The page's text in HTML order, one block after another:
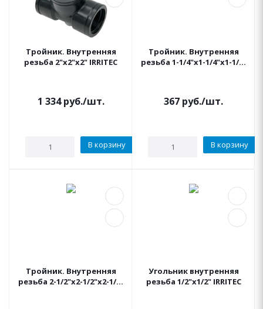
Тройник. Внутренняя
резьба 2"x2"x2" IRRITEC
1 334руб./шт.
В корзину
Тройник. Внутренняя
резьба 1-1/4"x1-1/4"x1-1/4"
367 руб./шт.
В корзину
Тройник. Внутренняя
резьба 2-1/2"x2-1/2"x2-1/2"
Угольник внутренняя
резьба 1/2"x1/2" IRRITEC